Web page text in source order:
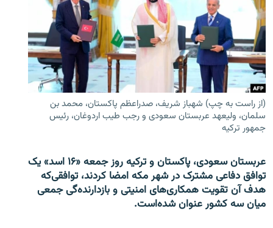
(از راست به چپ) شهباز شریف، صدراعظم پاکستان، محمد بن
سلمان، ولیعهد عربستان سعودی و رجب طیب اردوغان، رئیس
جمهور ترکیه
عربستان سعودی، پاکستان و ترکیه روز جمعه «۱۶ اسد» یک
توافق دفاعی مشترک در شهر مکه امضا کردند، توافقی‌که
هدف آن تقویت همکاری‌های امنیتی و بازدارنده‌گی جمعی
میان سه کشور عنوان شده‌است.